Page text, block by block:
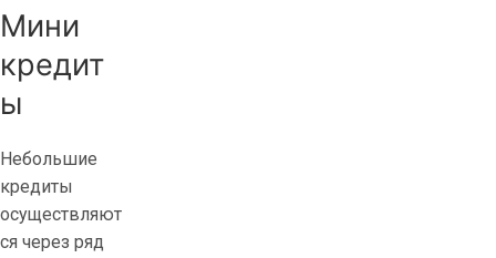
Мини
кредит
ы
Небольшие
кредиты
осуществляют
ся через ряд